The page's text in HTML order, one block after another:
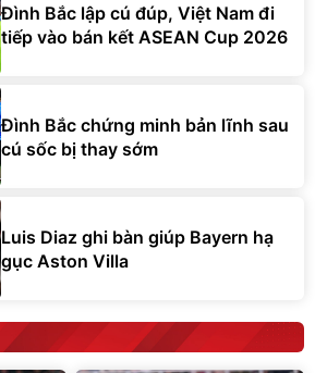
Đình Bắc lập cú đúp, Việt Nam đi
tiếp vào bán kết ASEAN Cup 2026
Đình Bắc chứng minh bản lĩnh sau
cú sốc bị thay sớm
Luis Diaz ghi bàn giúp Bayern hạ
gục Aston Villa